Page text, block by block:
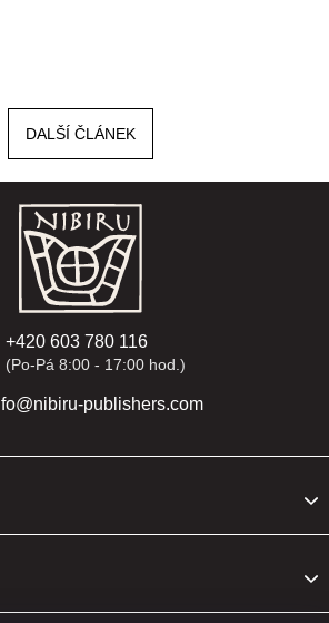
DALŠÍ ČLÁNEK
+420 603 780 116
(Po-Pá 8:00 - 17:00 hod.)
publishers.com